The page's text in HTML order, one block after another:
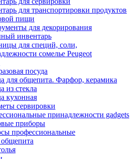
для транспортировки продуктов
пищи
для декорирования
инвентарь
для специй, соли,
сомелье Peugeot
посуда
для общепита. Фарфор, керамика
из стекла
кухонная
сервировки
принадлежности gadgets
приборы
профессиональные